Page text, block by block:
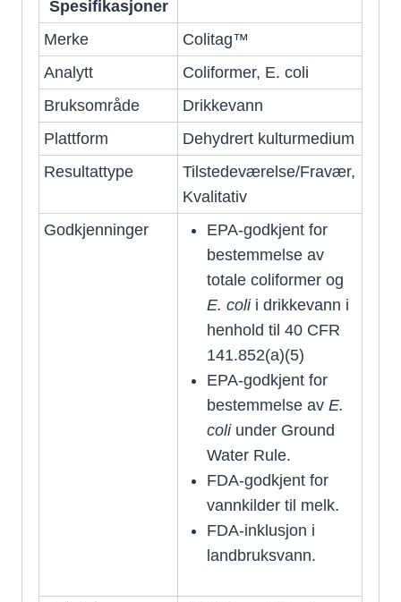
Spesifikasjoner
Merke
Colitag™
Analytt
Coliformer, E. coli
Bruksområde
Drikkevann
Plattform
Dehydrert kulturmedium
Resultattype
Tilstedeværelse/Fravær,
Kvalitativ
Godkjenninger
EPA-godkjent for
bestemmelse av
totale coliformer og
E. colii drikkevann i
henhold til 40 CFR
141.852(a)(5)
EPA-godkjent for
bestemmelse av E.
coliunder Ground
Water Rule.
FDA-godkjent for
vannkilder til melk.
FDA-inklusjon i
landbruksvann.